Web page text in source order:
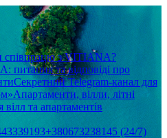
співпрацю з VITIANA?
питання та відповіді про
Секретний Telegram-канал для
Апартаменти, вілли, літні
та апартаментів
+380673238145 (24/7)